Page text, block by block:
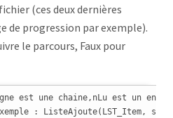
(ces deux dernières
de progression par exemple).
le parcours, Faux pour
est une chaine,nLu est un
: ListeAjoute(LST_Item,